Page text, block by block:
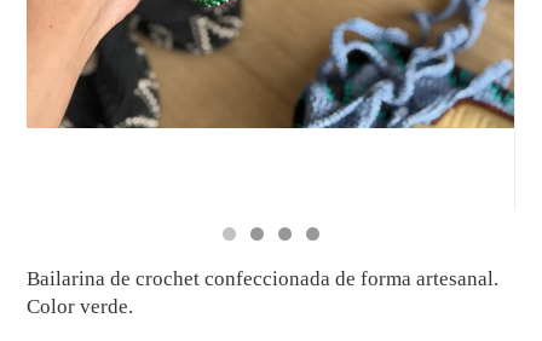
Bailarina de crochet confeccionada de forma artesanal.
Color verde.